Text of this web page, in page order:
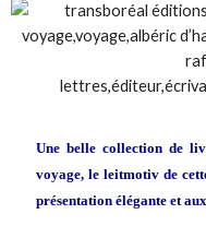
Une belle collection de
voyage, le leitmotiv de
présentation élégante et